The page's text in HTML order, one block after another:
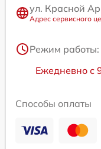
ул. Красной
Адрес сервисного
Режим работы:
Ежедневно с
Способы оплаты